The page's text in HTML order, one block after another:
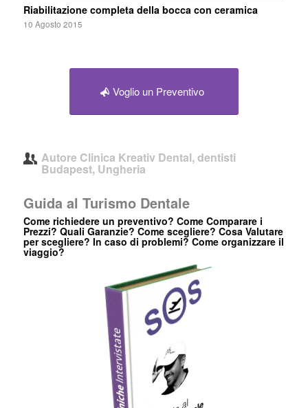
Riabilitazione completa della bocca con ceramica
10 Agosto 2015
Voglio un Preventivo
Autore Clinica Kreativ Dental, dentisti
Budapest, Ungheria
Guida al Turismo Dentale
Come richiedere un preventivo? Come Comparare i
Prezzi? Quali Garanzie? Come scegliere? Cosa Valutare
per scegliere? In caso di problemi? Come organizzare il
viaggio?